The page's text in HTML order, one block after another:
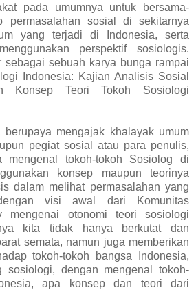
pada umumnya untuk bersama-
permasalahan sosial di sekitarnya
yang terjadi di Indonesia, serta
perspektif sosiologis.
sebuah karya bunga rampai
Indonesia: Kajian Analisis Sosial
Konsep Teori Tokoh Sosiologi
mengajak khalayak umum
pegiat sosial atau para penulis,
mengenal tokoh-tokoh Sosiolog di
konsep maupun teorinya
dalam melihat permasalahan yang
visi awal dari Komunitas
mengenai otonomi teori sosiologi
kita tidak hanya berkutat dan
semata, namun juga memberikan
tokoh-tokoh bangsa Indonesia,
sosiologi, dengan mengenal tokoh-
apa konsep dan teori dari